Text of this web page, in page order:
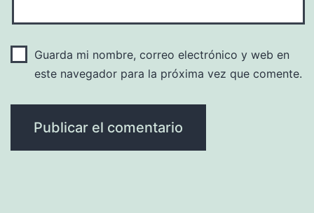
Guarda mi nombre, correo electrónico y web en
este navegador para la próxima vez que comente.